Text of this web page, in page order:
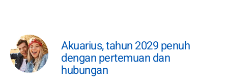
Akuarius, tahun 2029 penuh
dengan pertemuan dan
hubungan